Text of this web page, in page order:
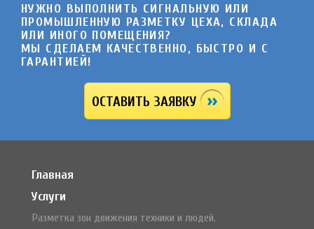
НУЖНО ВЫПОЛНИТЬ СИГНАЛЬНУЮ ИЛИ
ПРОМЫШЛЕННУЮ РАЗМЕТКУ ЦЕХА, СКЛАДА
ИЛИ ИНОГО ПОМЕЩЕНИЯ?
МЫ СДЕЛАЕМ КАЧЕСТВЕННО, БЫСТРО И C
ГАРАНТИЕЙ!
ОСТАВИТЬ ЗАЯВКУ
Главная
Услуги
Разметка зон движения техники и людей.